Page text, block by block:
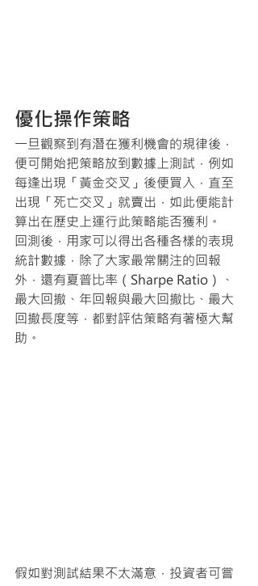
優化操作策略
一旦觀察到有潛在獲利機會的規律後，
便可開始把策略放到數據上測試，例如
每逢出現「黃金交叉」後便買入，直至
出現「死亡交叉」就賣出，如此便能計
算出在歷史上運行此策略能否獲利。
回測後，用家可以得出各種各樣的表現
統計數據，除了大家最常關注的回報
外，還有夏普比率（Sharpe Ratio）、
最大回撤、年回報與最大回撤比、最大
回撤長度等，都對評估策略有著極大幫
助。
假如對測試結果不太滿意，投資者可嘗